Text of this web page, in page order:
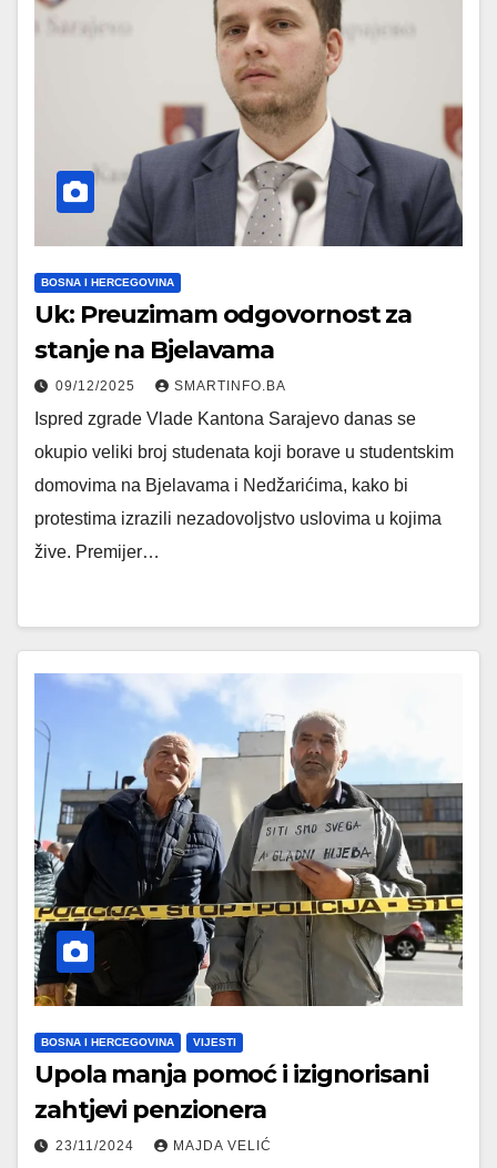
BOSNA I HERCEGOVINA
Uk: Preuzimam odgovornost za
stanje na Bjelavama
09/12/2025 SMARTINFO.BA
Ispred zgrade Vlade Kantona Sarajevo danas se
okupio veliki broj studenata koji borave u studentskim
domovima na Bjelavama i Nedžarićima, kako bi
protestima izrazili nezadovoljstvo uslovima u kojima
žive. Premijer…
BOSNA I HERCEGOVINA VIJESTI
Upola manja pomoć i izignorisani
zahtjevi penzionera
23/11/2024 MAJDA VELIĆ